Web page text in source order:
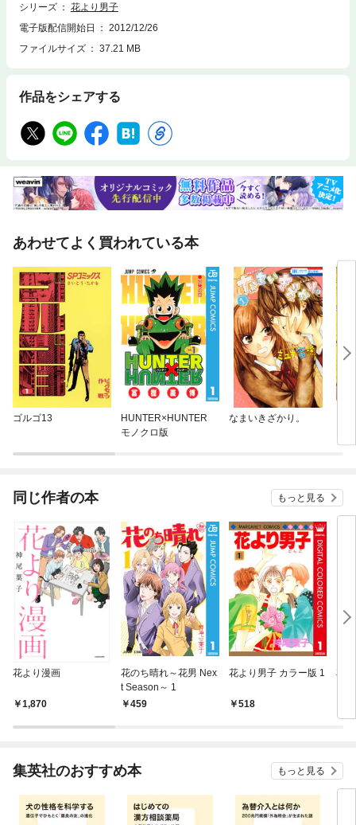
シリーズ
花より男子
電子版配信開始日
2012/12/26
ファイルサイズ
37.21 MB
作品をシェアする
あわせてよく買われている本
ゴルゴ13
HUNTER×HUNTER
モノクロ版
なまいきざかり。
同じ作者の本 もっと見る
花より漫画
1,870
花のち晴れ～花男 Nex
t Season～ 1
459
花より男子 カラー版 1
518
花
集英社のおすすめ本 もっと見る